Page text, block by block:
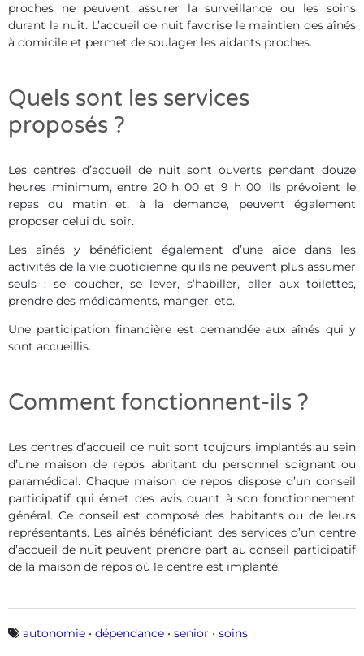
proches ne peuvent assurer la surveillance ou les soins
durant la nuit. L’accueil de nuit favorise le maintien des aînés
à domicile et permet de soulager les aidants proches.
Quels sont les services
proposés ?
Les centres d’accueil de nuit sont ouverts pendant douze
heures minimum, entre 20 h 00 et 9 h 00. Ils prévoient le
repas du matin et, à la demande, peuvent également
proposer celui du soir.
Les aînés y bénéficient également d’une aide dans les
activités de la vie quotidienne qu’ils ne peuvent plus assumer
seuls : se coucher, se lever, s’habiller, aller aux toilettes,
prendre des médicaments, manger, etc.
Une participation financière est demandée aux aînés qui y
sont accueillis.
Comment fonctionnent-ils ?
Les centres d’accueil de nuit sont toujours implantés au sein
d’une maison de repos abritant du personnel soignant ou
paramédical. Chaque maison de repos dispose d’un conseil
participatif qui émet des avis quant à son fonctionnement
général. Ce conseil est composé des habitants ou de leurs
représentants. Les aînés bénéficiant des services d’un centre
d’accueil de nuit peuvent prendre part au conseil participatif
de la maison de repos où le centre est implanté.
Mots-clés
autonomie • dépendance • senior • soins